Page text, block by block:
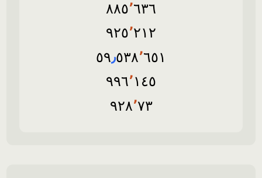
٦٣٦٬٨٨٥
٢١٢٬٩٢٥
٦٥١٬٥٣٨٫٥٩
١٤٥٬٩٩٦
٧٣٬٩٢٨